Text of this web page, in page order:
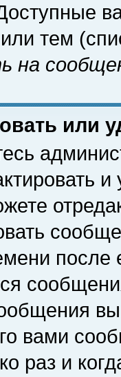
тем
на
или
и
вами
раз и